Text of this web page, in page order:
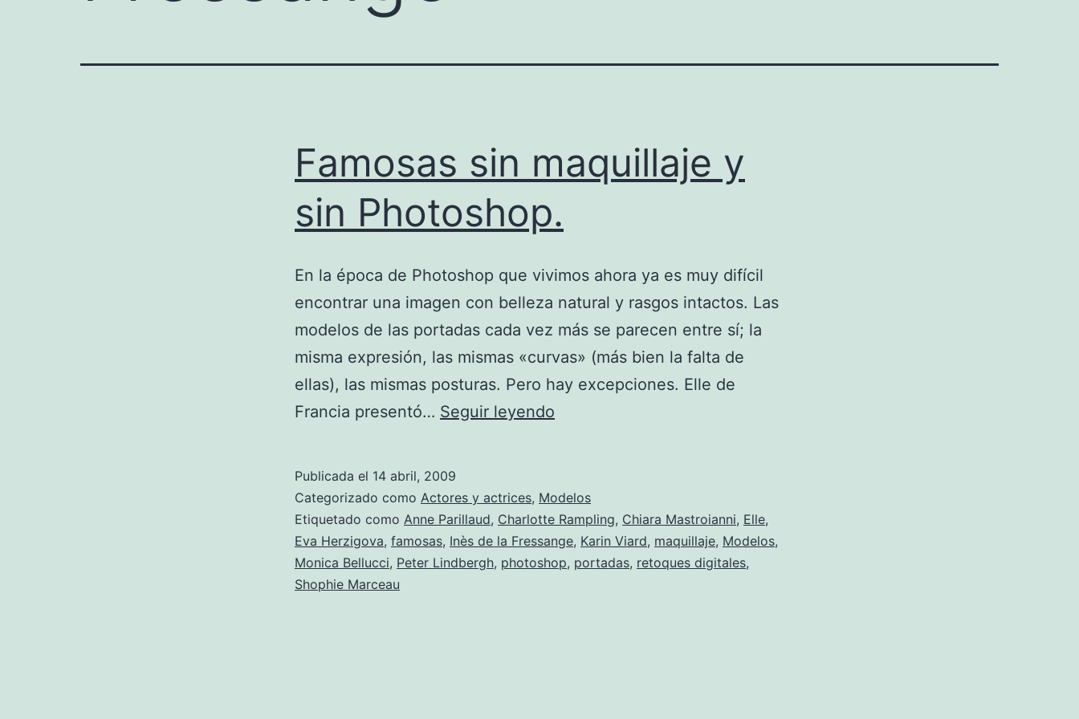
Famosas sin maquillaje y
sin Photoshop.
En la época de Photoshop que vivimos ahora ya es muy difícil
encontrar una imagen con belleza natural y rasgos intactos. Las
modelos de las portadas cada vez más se parecen entre sí; la
misma expresión, las mismas «curvas» (más bien la falta de
ellas), las mismas posturas. Pero hay excepciones. Elle de
Francia presentó… Seguir leyendo
y
sin
Photoshop.
Publicada el 14 abril, 2009
Categorizado como Actores y actrices, Modelos
Etiquetado como Anne Parillaud, Charlotte Rampling, Chiara Mastroianni, Elle,
Eva Herzigova, famosas, Inès de la Fressange, Karin Viard, maquillaje, Modelos,
Monica Bellucci, Peter Lindbergh, photoshop, portadas, retoques digitales,
Shophie Marceau